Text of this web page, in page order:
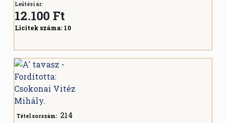
Leütési ár:
12.100 Ft
Licitek száma: 10
Tétel sorszám: 214